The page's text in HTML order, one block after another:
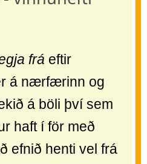
frá eftir
á nærfærinn og
á böli því sem
haft í för með
efnið henti vel frá